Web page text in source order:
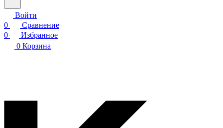
Войти
0
Сравнение
0
Избранное
0 Корзина